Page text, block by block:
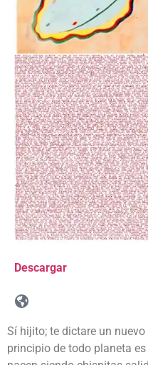
Descargar
Sí hijito; te dictare un
principio de todo planeta